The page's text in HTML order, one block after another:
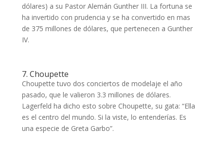
dólares) a su Pastor Alemán Gunther III. La fortuna se
ha invertido con prudencia y se ha convertido en mas
de 375 millones de dólares, que pertenecen a Gunther
IV.
7. Choupette
Choupette tuvo dos conciertos de modelaje el año
pasado, que le valieron 3.3 millones de dólares.
Lagerfeld ha dicho esto sobre Choupette, su gata: “Ella
es el centro del mundo. Si la viste, lo entenderías. Es
una especie de Greta Garbo”.